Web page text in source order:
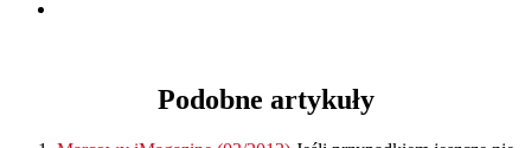
Podobne artykuły